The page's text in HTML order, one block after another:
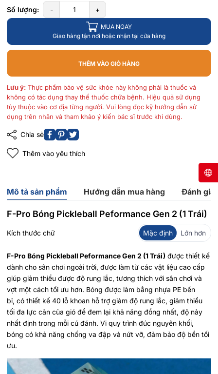
Số lượng: - +
MUA NGAY
Giao hàng tận nơi hoặc nhận tại cửa hàng
THÊM VÀO GIỎ HÀNG
Lưu ý: Thực phẩm bảo vệ sức khỏe này không phải là thuốc và
không có tác dụng thay thế thuốc chữa bệnh. Hiệu quả sử dụng
tùy thuộc vào cơ địa từng người. Vui lòng đọc kỹ hướng dẫn sử
dụng trên nhãn và tham khảo ý kiến bác sĩ trước khi dùng.
Chia sẻ
Thêm vào yêu thích
Mô tả sản phẩm Hướng dẫn mua hàng Đánh giá
F-Pro Bóng Pickleball Peformance Gen 2 (1 Trái)
Kích thước chữ Mặc định Lớn hơn
F-Pro Bóng Pickleball Peformance Gen 2 (1 Trái) được thiết kế
dành cho sân chơi ngoài trời, được làm từ các vật liệu cao cấp
giúp giảm thiểu được độ rung lắc, tương thích với sân chơi và
vợt một cách tối ưu hơn. Bóng được làm bằng nhựa PE bền
bỉ, có thiết kế 40 lỗ khoan hỗ trợ giảm độ rung lắc, giảm thiểu
tối đa lực cản của gió để đem lại khả năng đồng nhất, độ nảy
nhất định trong mỗi cú đánh. Vi quy trình đúc nguyên khối,
bóng có khả năng chống va đập và nứt vỡ, đảm bảo độ bền tối
ưu.